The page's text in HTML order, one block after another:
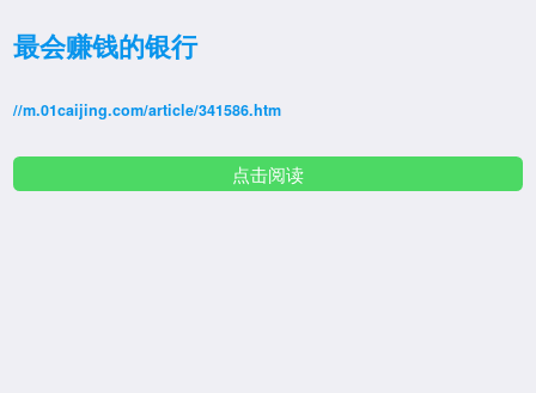
最会赚钱的银行
//m.01caijing.com/article/341586.htm
点击阅读